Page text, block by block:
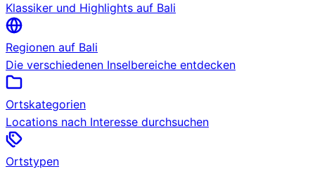
Klassiker und Highlights auf Bali
Regionen auf Bali
Die verschiedenen Inselbereiche entdecken
Ortskategorien
Locations nach Interesse durchsuchen
Ortstypen